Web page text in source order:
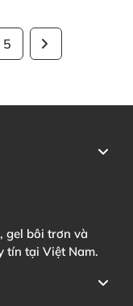
5
gel bôi trơn và
tín tại Việt Nam.